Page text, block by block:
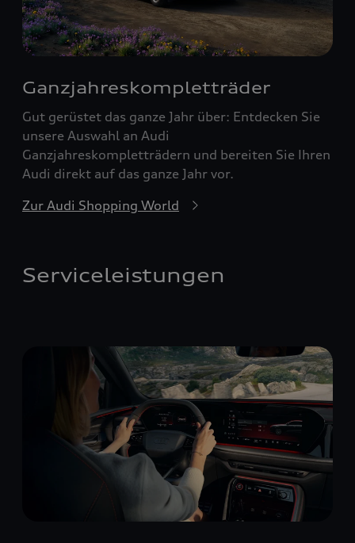
Ganzjahreskompletträder
Gut gerüstet das ganze Jahr über: Entdecken Sie
unsere Auswahl an Audi
Ganzjahreskompletträdern und bereiten Sie Ihren
Audi direkt auf das ganze Jahr vor.
Zur Audi Shopping World
Serviceleistungen